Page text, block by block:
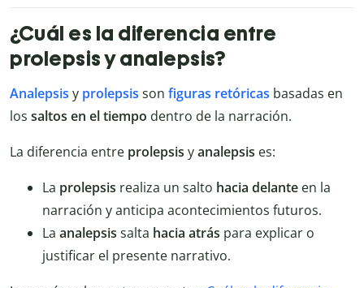
¿Cuál es la diferencia entre
prolepsis y analepsis?
Analepsis y prolepsis son figuras retóricas basadas en
los saltos en el tiempo dentro de la narración.
La diferencia entre prolepsis yanalepsis es:
La prolepsis realiza un salto hacia delante en la
narración y anticipa acontecimientos futuros.
La analepsis salta hacia atrás para explicar o
justificar el presente narrativo.